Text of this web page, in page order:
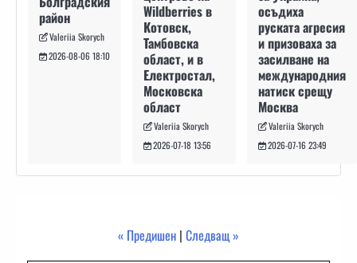
район
Valeriia Skorych
2026-08-06 18:10
Wildberries в
Котовск,
Тамбовска
област, и в
Електростал,
Московска
област
Valeriia Skorych
2026-07-18 13:56
осъдиха
руската агресия
и призоваха за
засилване на
международния
натиск срещу
Москва
Valeriia Skorych
2026-07-16 23:49
« Предишен | Следващ »